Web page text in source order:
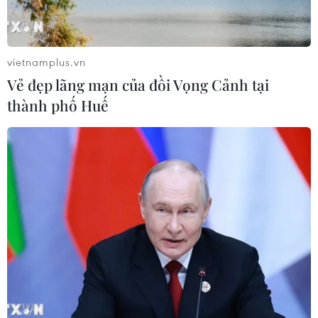
Xem thêm
CƠ QUAN CHỦ QUẢN: THÔNG TẤN XÃ VIỆT NAM
Tổng Biên tập: TRẦN TIẾN DUẨN
Phó Tổng Biên tập: NGUYỄN THỊ TÁM, KHÚC THANH
THỦY
Sở hữu trí tuệ
Quy định sử dụng
Hỗ trợ
TTXVN
vietnamplus.vn
Vẻ đẹp lãng mạn của đồi Vọng Cảnh tại
thành phố Huế